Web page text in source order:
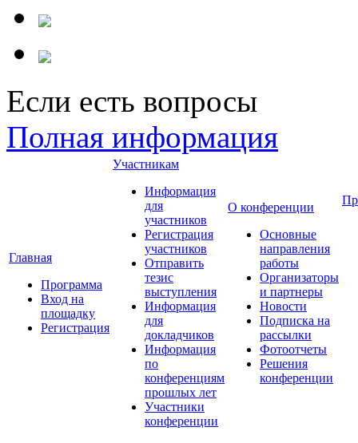
Если есть вопросы
Полная информация
Главная
Программа
Вход на
площадку
Регистрация
Участникам
Информация
для
участников
Регистрация
участников
Отправить
тезис
выступления
Информация
для
докладчиков
Информация
по
конференциям
прошлых лет
Участники
конференции
О конференции
Основные
направления
работы
Организаторы
и партнеры
Новости
Подписка на
рассылки
Фотоотчеты
Решения
конференции